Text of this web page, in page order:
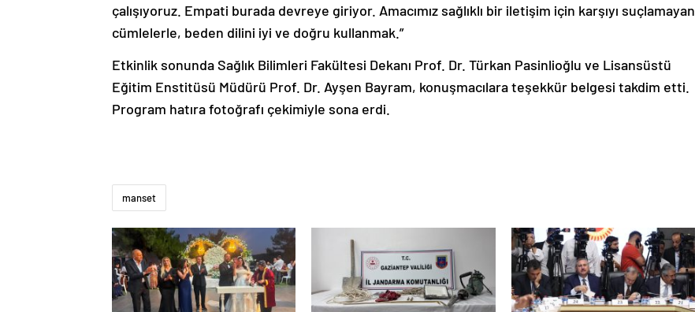
çalışıyoruz. Empati burada devreye giriyor. Amacımız sağlıklı bir iletişim için karşıyı suçlamayan
cümlelerle, beden dilini iyi ve doğru kullanmak.”
Etkinlik sonunda Sağlık Bilimleri Fakültesi Dekanı Prof. Dr. Türkan Pasinlioğlu ve Lisansüstü
Eğitim Enstitüsü Müdürü Prof. Dr. Ayşen Bayram, konuşmacılara teşekkür belgesi takdim etti.
Program hatıra fotoğrafı çekimiyle sona erdi.
manset